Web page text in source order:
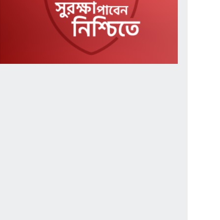
সৌদিতে ৩ বাংলাদেশি
অপহৃত, মুক্তিপণ দাবি